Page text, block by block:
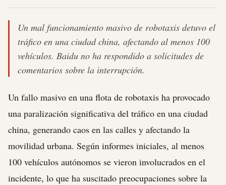
Un mal funcionamiento masivo de robotaxis detuvo el
tráfico en una ciudad china, afectando al menos 100
vehículos. Baidu no ha respondido a solicitudes de
comentarios sobre la interrupción.
Un fallo masivo en una flota de robotaxis ha provocado
una paralización significativa del tráfico en una ciudad
china, generando caos en las calles y afectando la
movilidad urbana. Según informes iniciales, al menos
100 vehículos autónomos se vieron involucrados en el
incidente, lo que ha suscitado preocupaciones sobre la